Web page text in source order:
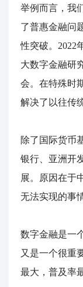
举例而言，我
了普惠金融问
性突破。2022
大数字金融研
会。在特殊时
解决了以往传
除了国际货币
银行、亚洲开
展。原因在于
无法实现的事
数字金融是一
又是一个很重
最大，普及率